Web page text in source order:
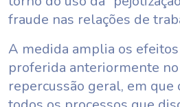
fraude nas relações de
A medida amplia os
proferida anteriormente
repercussão geral, em que